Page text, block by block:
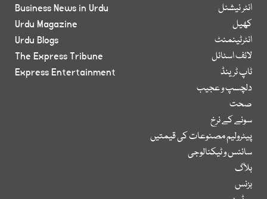
انٹر نیشنل
کھیل
انٹرٹینمنٹ
لائف اسٹائل
ٹاپ ٹرینڈ
دلچسپ و عجیب
صحت
سونے کے نرخ
پیٹرولیم مصنوعات کی قیمتیں
سائنس و ٹیکنالوجی
بلاگ
بزنس
Business News in Urdu
Urdu Magazine
Urdu Blogs
The Express Tribune
Express Entertainment